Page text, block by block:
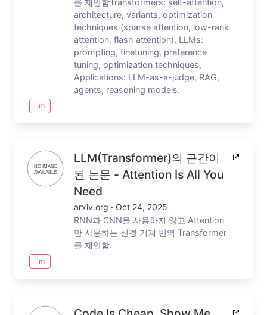
를 제안함Transformers: self-attention,
architecture, variants, optimization
techniques (sparse attention, low-rank
attention, flash attention), LLMs:
prompting, finetuning, preference
tuning, optimization techniques,
Applications: LLM-as-a-judge, RAG,
agents, reasoning models.
llm
LLM(transformer)의 근간이
된 논문 - Attention Is All You
Need
arxiv.org · Oct 24, 2025
RNN과 CNN을 사용하지 않고 Attention
만 사용하는 신경 기계 번역 Transformer
를 제안함.
llm